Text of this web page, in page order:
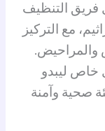
فريق التنظيف
مع التركيز
والمراحيض.
خاص ليبدو
صحية وآمنة